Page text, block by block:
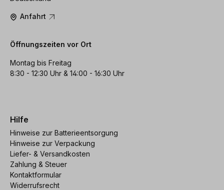
Anfahrt
Öffnungszeiten vor Ort
Montag bis Freitag
8:30 - 12:30 Uhr & 14:00 - 16:30 Uhr
Hilfe
Hinweise zur Batterieentsorgung
Hinweise zur Verpackung
Liefer- & Versandkosten
Zahlung & Steuer
Kontaktformular
Widerrufsrecht